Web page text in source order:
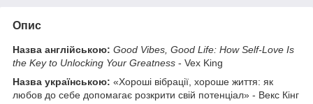
Опис
Назва англійською: Good Vibes, Good Life: How Self-Love Is
the Key to Unlocking Your Greatness - Vex King
Назва українською: «Хороші вібрації, хороше життя: як
любов до себе допомагає розкрити свій потенціал» - Векс Кінг